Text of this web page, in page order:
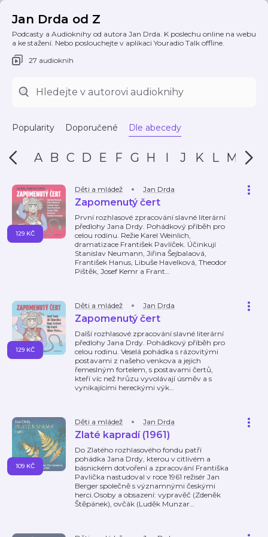
Jan Drda od Z
Podcasty a Audioknihy od autora Jan Drda. K poslechu online na webu
a ke stažení. Nebo poslouchejte v aplikaci Youradio Talk offline.
27 audioknih
Popularity Doporučené Dle abecedy
A B C D E F G H I J K L M N
Děti a mládež Jan Drda
Zapomenutý čert
První rozhlasové zpracování slavné literární
předlohy Jana Drdy. Pohádkový příběh pro
celou rodinu. Režie Karel Weinlich,
dramatizace František Pavlíček. Účinkují
Stanislav Neumann, Jiřina Šejbalaová,
František Hanus, Libuše Havelková, Theodor
Pištěk, Josef Kemr a Frant…
129 KČ
Děti a mládež Jan Drda
Zapomenutý čert
Další rozhlasové zpracování slavné literární
předlohy Jana Drdy. Pohádkový příběh pro
celou rodinu. Veselá pohádka s rázovitými
postavami z našeho venkova a jejich
řemeslným fortelem, s postavami čertů,
kteří víc než hrůzu vyvolávají úsměv a s
vynikajícími hereckými výk…
129 KČ
Děti a mládež Jan Drda
Zlaté kapradí (1961)
Do Zlatého rozhlasového fondu patří
pohádka Jana Drdy, kterou v citlivém a
básnickém dotvoření a zpracování Františka
Pavlíčka nastudoval v roce 1961 režisér Jan
Berger společně s významnými českými
herci.Osoby a obsazení: vypravěč (Zdeněk
Štěpánek), ovčák (Luděk Munzar…
109 KČ